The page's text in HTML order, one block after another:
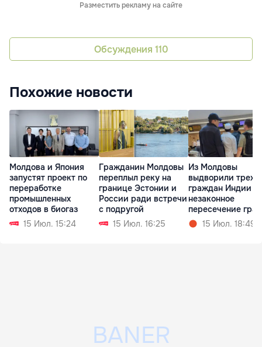
Разместить рекламу на сайте
Обсуждения 110
Похожие новости
Молдова и Япония
запустят проект по
переработке
промышленных
отходов в биогаз
15 Июл. 15:24
Гражданин Молдовы
переплыл реку на
границе Эстонии и
России ради встречи
с подругой
15 Июл. 16:25
Из Молдовы
выдворили трех
граждан Индии за
незаконное
пересечение
15 Июл. 18:49